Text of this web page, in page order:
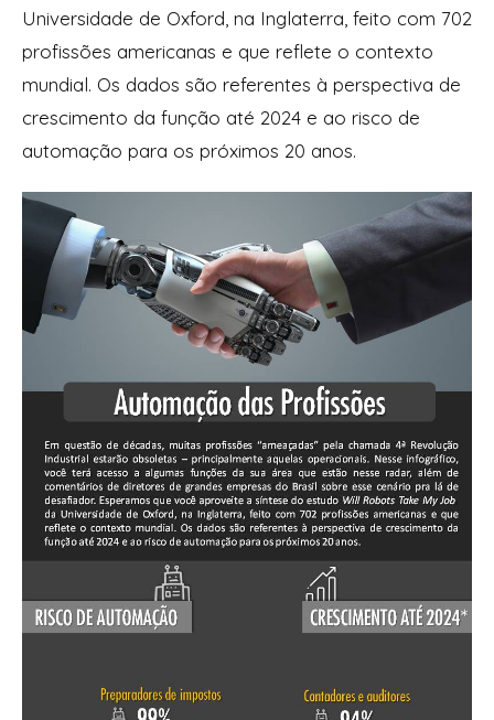
Universidade de Oxford, na Inglaterra, feito com 702
profissões americanas e que reflete o contexto
mundial. Os dados são referentes à perspectiva de
crescimento da função até 2024 e ao risco de
automação para os próximos 20 anos.